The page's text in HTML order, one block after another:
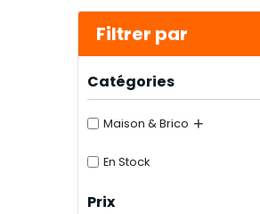
Filtrer par
Catégories
Maison & Brico +
En Stock
Prix